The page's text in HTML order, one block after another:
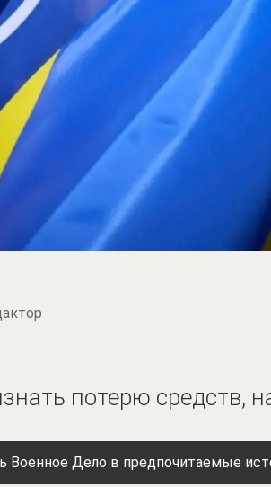
потерю средств,
Военное Дело в предпочитаемые